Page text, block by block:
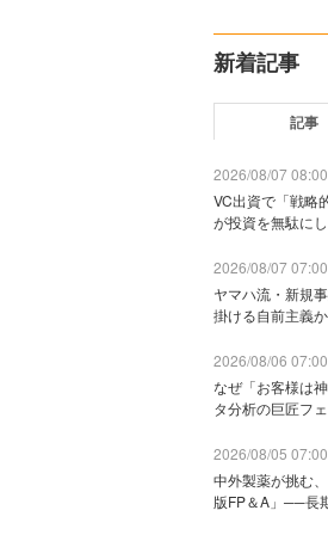
新着記事
記事
2026/08/07 08:00
VC出資で「戦略
が投資を無駄に
2026/08/07 07:00
ヤマハ流・新規
掛ける自前主義
2026/08/06 07:00
なぜ「お客様は
タ分析の巨匠フ
2026/08/05 07:00
中外製薬が挑む
版FP＆A」──長